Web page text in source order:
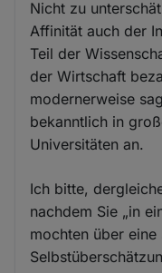
Nicht zu
Affinität auch der
Teil der
der Wirtschaft
modernerweise
bekanntlich in
Universitäten an.
Ich bitte,
nachdem Sie „in
mochten über